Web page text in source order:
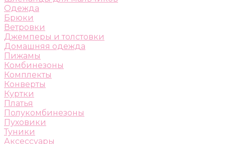
Одежда
Брюки
Ветровки
Джемперы и толстовки
Домашняя одежда
Пижамы
Комбинезоны
Комплекты
Конверты
Куртки
Платья
Полукомбинезоны
Пуховики
Туники
Аксессуары